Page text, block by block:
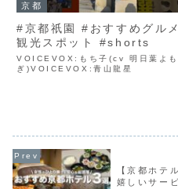
京都
#京都祇園 #おすすめグル
観光スポット #shorts
VOICEVOX:もち子(cv 明日葉よも
ぎ)VOICEVOX:青山龍星
【京都ホテ
嬉しいサー